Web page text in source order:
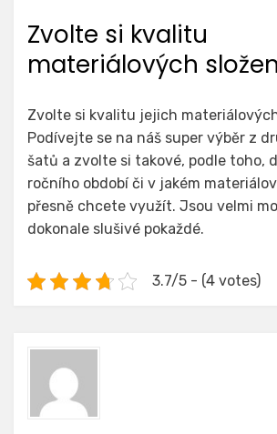
Zvolte si kvalitu
materiálových
Zvolte si kvalitu jejich
Podívejte se na náš super výběr z
šatů a zvolte si takové, podle toho,
ročního období či v jakém
přesně chcete využít. Jsou velmi
dokonale slušivé pokaždé.
3.7/5 - (4 votes)